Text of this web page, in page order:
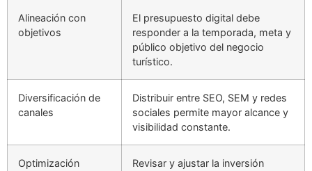
Alineación con
objetivos
El presupuesto digital debe
responder a la temporada, meta y
público objetivo del negocio
turístico.
Diversificación de
canales
Distribuir entre SEO, SEM y redes
sociales permite mayor alcance y
visibilidad constante.
Optimización
Revisar y ajustar la inversión